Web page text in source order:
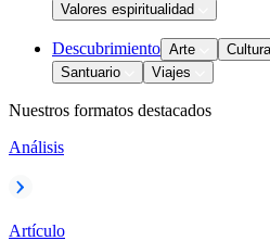
Valores espiritualidad
Descubrimiento Arte Cultura
Santuario
Viajes
Nuestros formatos destacados
Análisis
Artículo